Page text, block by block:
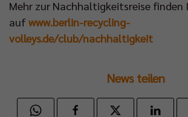
Mehr zur Nachhaltigkeitsreise finden
auf www.berlin-recycling-
volleys.de/club/nachhaltigkeit
News teilen